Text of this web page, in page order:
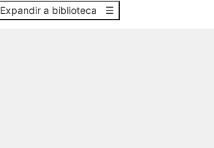
Expandir a biblioteca ☰